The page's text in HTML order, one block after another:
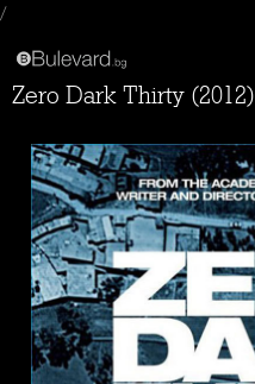
/
Zero Dark Thirty (2012)